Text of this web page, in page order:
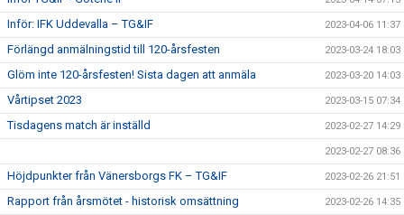
Inför: IFK Uddevalla – TG&IF 2023-04-06 11:37
Förlängd anmälningstid till 120-årsfesten 2023-03-24 18:03
Glöm inte 120-årsfesten! Sista dagen att anmäla 2023-03-20 14:03
Vårtipset 2023 2023-03-15 07:34
Tisdagens match är inställd 2023-02-27 14:29
2023-02-27 08:36
Höjdpunkter från Vänersborgs FK – TG&IF 2023-02-26 21:51
Rapport från årsmötet - historisk omsättning 2023-02-26 14:35